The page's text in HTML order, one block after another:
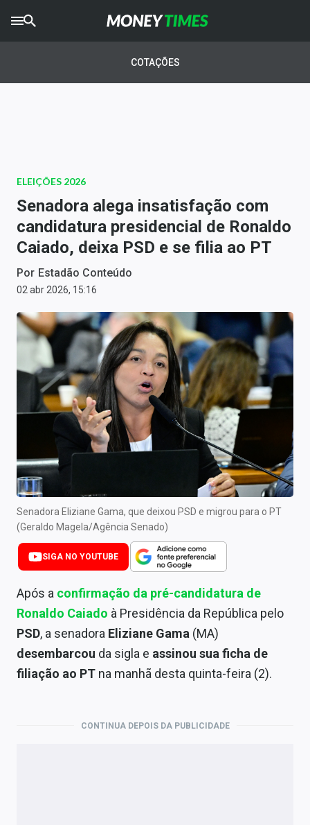
AGROTIMES
Newsletters
Money Trader
Anuncie
Últimas Notícias
Newsletters
Cotações
Comprar ou vender?
Carteiras Recomendadas
Central de Dividendos
Central de Fundos Imobiliários
Renda Fixa
Finanças Pessoais
Mercados
Empresas
COTAÇÕES
ELEIÇÕES 2026
Senadora alega insatisfação com
candidatura presidencial de Ronaldo
Caiado, deixa PSD e se filia ao PT
Por Estadão Conteúdo
02 abr 2026, 15:16
Senadora Eliziane Gama, que deixou PSD e migrou para o PT
(Geraldo Magela/Agência Senado)
SIGA NO YOUTUBE
Após a confirmação da pré-candidatura de
Ronaldo Caiado à Presidência da República pelo
PSD, a senadora Eliziane Gama (MA)
desembarcou da sigla e assinou sua ficha de
filiação ao PT na manhã desta quinta-feira (2).
CONTINUA DEPOIS DA PUBLICIDADE